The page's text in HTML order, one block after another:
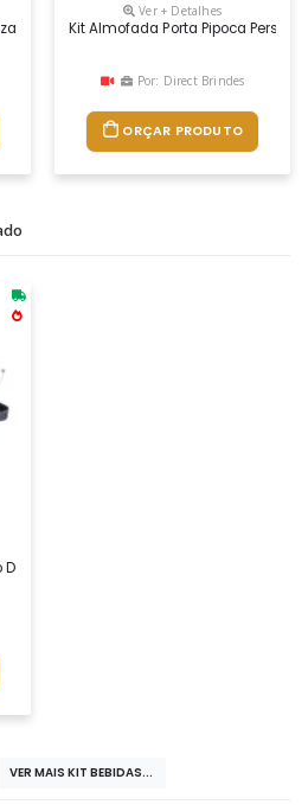
Medidas 30,0 X 45,0 Cm, Material
Ver + Detalhes
Kit Almofada Porta Pipoca
Por: Direct Brindes
ORÇAR PRODUTO
De Acordo Com A Necessidade. Contém
VER MAIS KIT BEBIDAS...